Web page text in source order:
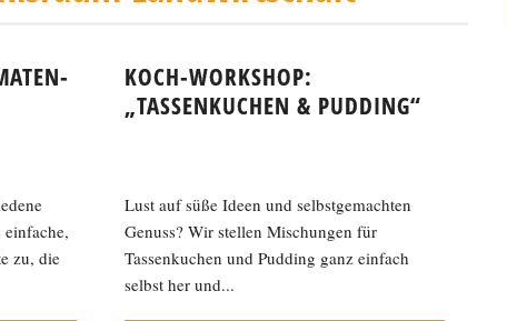
einfache,
zu, die
KOCH-WORKSHOP:
„TASSENKUCHEN & PUDDING“
Lust auf süße Ideen und selbstgemachten
Genuss? Wir stellen Mischungen für
Tassenkuchen und Pudding ganz einfach
selbst her und...